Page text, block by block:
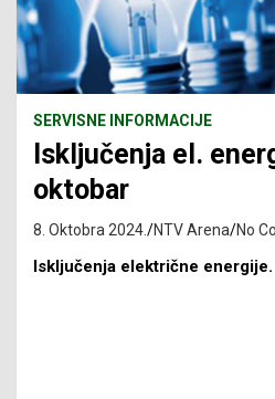
SERVISNE INFORMACIJE
Isključenja el.
oktobar
8. Oktobra 2024. NTV Arena No
Isključenja električne energije.